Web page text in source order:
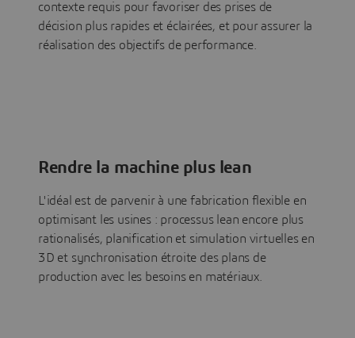
contexte requis pour favoriser des prises de
décision plus rapides et éclairées, et pour assurer la
réalisation des objectifs de performance.
Rendre la machine plus lean
L'idéal est de parvenir à une fabrication flexible en
optimisant les usines : processus lean encore plus
rationalisés, planification et simulation virtuelles en
3D et synchronisation étroite des plans de
production avec les besoins en matériaux.